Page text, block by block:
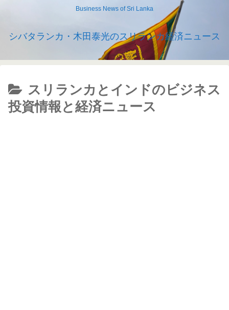
Business News of Sri Lanka
シバタランカ・木田泰光のスリランカ経済ニュース
スリランカとインドのビジネス
投資情報と経済ニュース